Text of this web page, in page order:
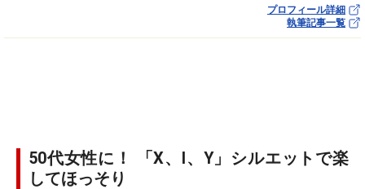
プロフィール詳細
執筆記事一覧
50代女性に！ 「X、I、Y」シルエットで楽
してほっそり